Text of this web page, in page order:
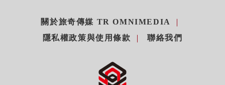
關於旅奇傳媒 TR OMNIMEDIA
隱私權政策與使用條款
聯絡我們